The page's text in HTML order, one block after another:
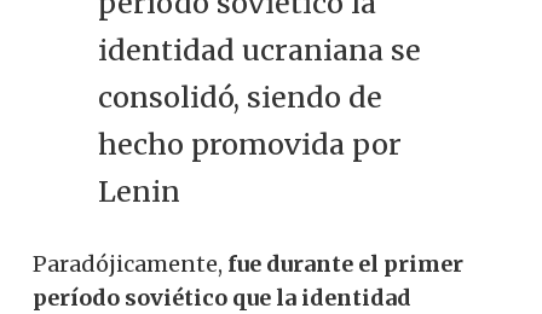
identidad ucraniana se
consolidó, siendo de
hecho promovida por
Lenin
Paradójicamente, fue durante el primer
período soviético que la identidad